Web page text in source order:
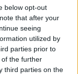
below opt-out
that after your
seeing
utilized by
parties prior to
the further
third parties on the
kívül